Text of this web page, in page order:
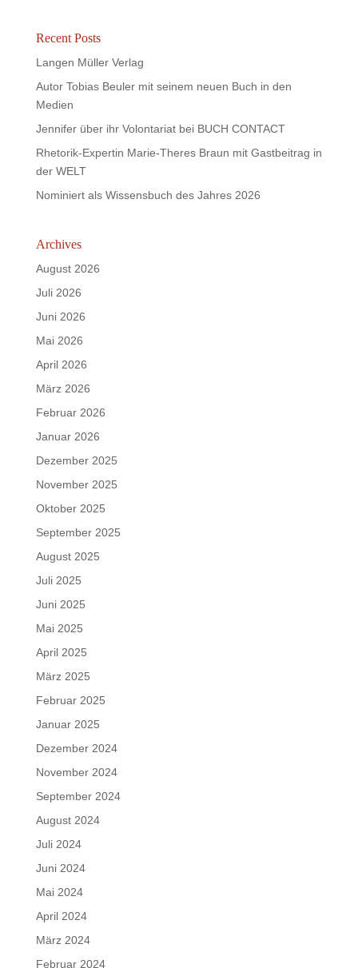
Recent Posts
Langen Müller Verlag
Autor Tobias Beuler mit seinem neuen Buch in den
Medien
Jennifer über ihr Volontariat bei BUCH CONTACT
Rhetorik-Expertin Marie-Theres Braun mit Gastbeitrag in
der WELT
Nominiert als Wissensbuch des Jahres 2026
Archives
August 2026
Juli 2026
Juni 2026
Mai 2026
April 2026
März 2026
Februar 2026
Januar 2026
Dezember 2025
November 2025
Oktober 2025
September 2025
August 2025
Juli 2025
Juni 2025
Mai 2025
April 2025
März 2025
Februar 2025
Januar 2025
Dezember 2024
November 2024
September 2024
August 2024
Juli 2024
Juni 2024
Mai 2024
April 2024
März 2024
Februar 2024